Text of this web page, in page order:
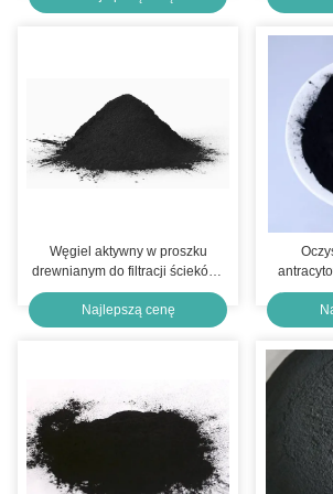
Węgiel aktywny w proszku
drewnianym do filtracji ścieków i
oczyszczania gazów
Najlepszą cenę
drewna,